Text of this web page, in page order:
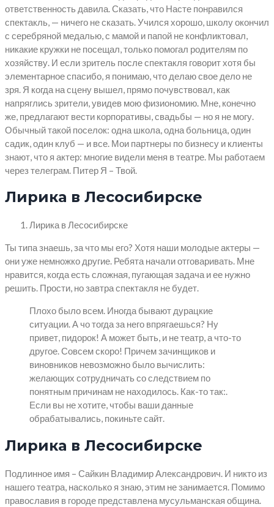
ответственность давила. Сказать, что Насте понравился
спектакль, — ничего не сказать. Учился хорошо, школу окончил
с серебряной медалью, с мамой и папой не конфликтовал,
никакие кружки не посещал, только помогал родителям по
хозяйству. И если зритель после спектакля говорит хотя бы
элементарное спасибо, я понимаю, что делаю свое дело не
зря. Я когда на сцену вышел, прямо почувствовал, как
напряглись зрители, увидев мою физиономию. Мне, конечно
же, предлагают вести корпоративы, свадьбы — но я не могу.
Обычный такой поселок: одна школа, одна больница, один
садик, один клуб — и все. Мои партнеры по бизнесу и клиенты
знают, что я актер: многие видели меня в театре. Мы работаем
через телеграм. Питер Я – Твой.
Лирика в Лесосибирске
Лирика в Лесосибирске
Ты типа знаешь, за что мы его? Хотя наши молодые актеры —
они уже немножко другие. Ребята начали отговаривать. Мне
нравится, когда есть сложная, пугающая задача и ее нужно
решить. Прости, но завтра спектакля не будет.
Плохо было всем. Иногда бывают дурацкие
ситуации. А чо тогда за него впрягаешься? Ну
привет, пидорок! А может быть, и не театр, а что-то
другое. Совсем скоро! Причем зачинщиков и
виновников невозможно было вычислить:
желающих сотрудничать со следствием по
понятным причинам не находилось. Как-то так:.
Если вы не хотите, чтобы ваши данные
обрабатывались, покиньте сайт.
Лирика в Лесосибирске
Подлинное имя – Сайкин Владимир Александрович. И никто из
нашего театра, насколько я знаю, этим не занимается. Помимо
православия в городе представлена мусульманская община.